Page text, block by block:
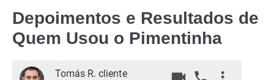
Depoimentos e Resultados de
Quem Usou o Pimentinha